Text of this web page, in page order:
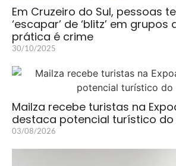
Em Cruzeiro do Sul, pessoas
‘escapar’ de ‘blitz’ em
prática é crime
30/10/2025
Mailza recebe turistas na
destaca potencial turístico do
03/08/2026